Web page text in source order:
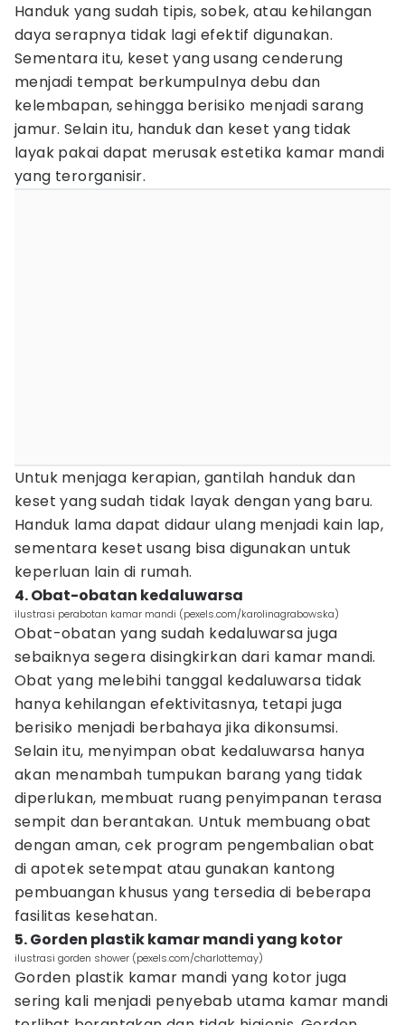
Handuk yang sudah tipis, sobek, atau kehilangan
daya serapnya tidak lagi efektif digunakan.
Sementara itu, keset yang usang cenderung
menjadi tempat berkumpulnya debu dan
kelembapan, sehingga berisiko menjadi sarang
jamur. Selain itu, handuk dan keset yang tidak
layak pakai dapat merusak estetika kamar mandi
yang terorganisir.
Untuk menjaga kerapian, gantilah handuk dan
keset yang sudah tidak layak dengan yang baru.
Handuk lama dapat didaur ulang menjadi kain lap,
sementara keset usang bisa digunakan untuk
keperluan lain di rumah.
4. Obat-obatan kedaluwarsa
ilustrasi perabotan kamar mandi (pexels.com/karolinagrabowska)
Obat-obatan yang sudah kedaluwarsa juga
sebaiknya segera disingkirkan dari kamar mandi.
Obat yang melebihi tanggal kedaluwarsa tidak
hanya kehilangan efektivitasnya, tetapi juga
berisiko menjadi berbahaya jika dikonsumsi.
Selain itu, menyimpan obat kedaluwarsa hanya
akan menambah tumpukan barang yang tidak
diperlukan, membuat ruang penyimpanan terasa
sempit dan berantakan. Untuk membuang obat
dengan aman, cek program pengembalian obat
di apotek setempat atau gunakan kantong
pembuangan khusus yang tersedia di beberapa
fasilitas kesehatan.
5. Gorden plastik kamar mandi yang kotor
ilustrasi gorden shower (pexels.com/charlottemay)
Gorden plastik kamar mandi yang kotor juga
sering kali menjadi penyebab utama kamar mandi